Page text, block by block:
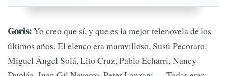
Goris:Yo creo que sí, y que es la mejor telenovela de los
últimos años. El elenco era maravilloso, Susú Pecoraro,
Miguel Ángel Solá, Lito Cruz, Pablo Echarri, Nancy